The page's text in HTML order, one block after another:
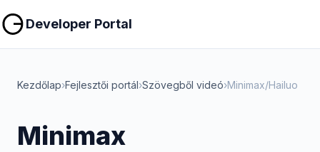
Developer Portal
Kezdőlap›Fejlesztői portál›Szövegből videó›Minimax/Hailuo
Minimax